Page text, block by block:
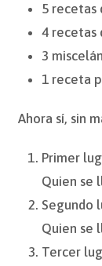
5 recetas
4 recetas
3
1 receta
Ahora sí, sin
Primer
Quien se
Segundo
Quien se
Tercer